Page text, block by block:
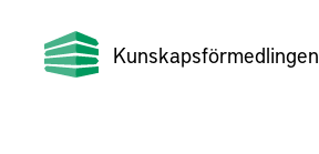
Kunskapsförmedlingen